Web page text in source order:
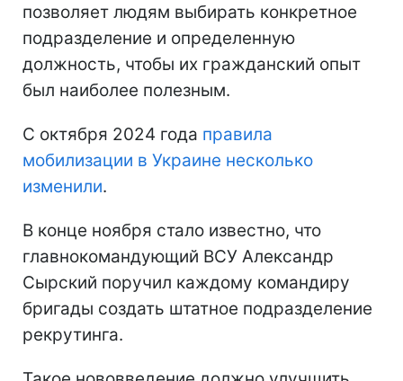
позволяет людям выбирать конкретное
подразделение и определенную
должность, чтобы их гражданский опыт
был наиболее полезным.
С октября 2024 года правила
мобилизации в Украине несколько
изменили.
В конце ноября стало известно, что
главнокомандующий ВСУ Александр
Сырский поручил каждому командиру
бригады создать штатное подразделение
рекрутинга.